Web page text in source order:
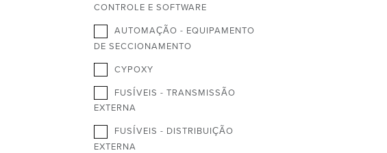
CONTROLE E SOFTWARE
AUTOMAÇÃO - EQUIPAMENTO
DE SECCIONAMENTO
CYPOXY
FUSÍVEIS - TRANSMISSÃO
EXTERNA
FUSÍVEIS - DISTRIBUIÇÃO
EXTERNA